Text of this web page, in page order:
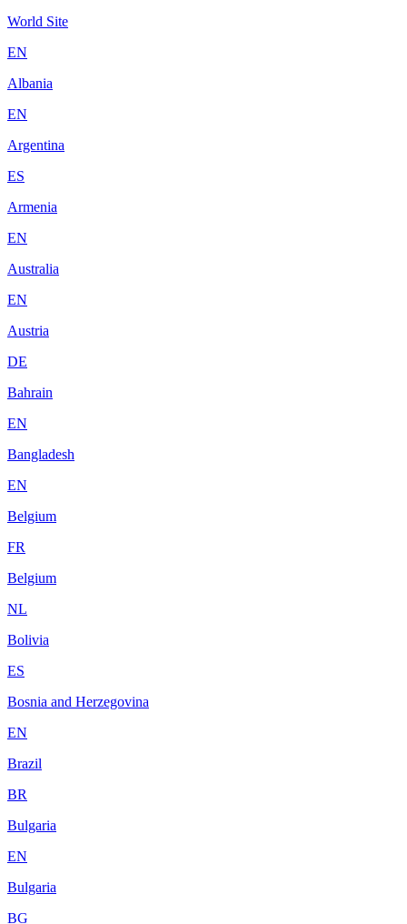
World Site
EN
Albania
EN
Argentina
ES
Armenia
EN
Australia
EN
Austria
DE
Bahrain
EN
Bangladesh
EN
Belgium
FR
Belgium
NL
Bolivia
ES
Bosnia and Herzegovina
EN
Brazil
BR
Bulgaria
EN
Bulgaria
BG